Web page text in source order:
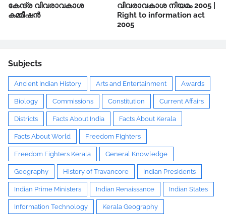
കേന്ദ്ര വിവരാവകാശ
കമ്മീഷൻ
വിവരാവകാശ നിയമം 2005 |
Right to information act
2005
Subjects
Ancient Indian History Arts and Entertainment Awards
Biology Commissions Constitution Current Affairs
Districts Facts About India Facts About Kerala
Facts About World Freedom Fighters
Freedom Fighters Kerala General Knowledge
Geography History of Travancore Indian Presidents
Indian Prime Ministers Indian Renaissance Indian States
Information Technology Kerala Geography